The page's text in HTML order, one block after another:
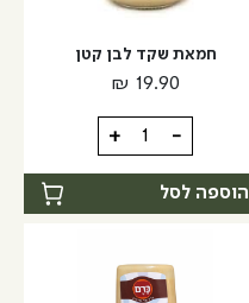
חמאת שקד לבן קטן
₪ 19.90
-
כמות
של
חמאת
שקד
קטן
+
הוספה לסל